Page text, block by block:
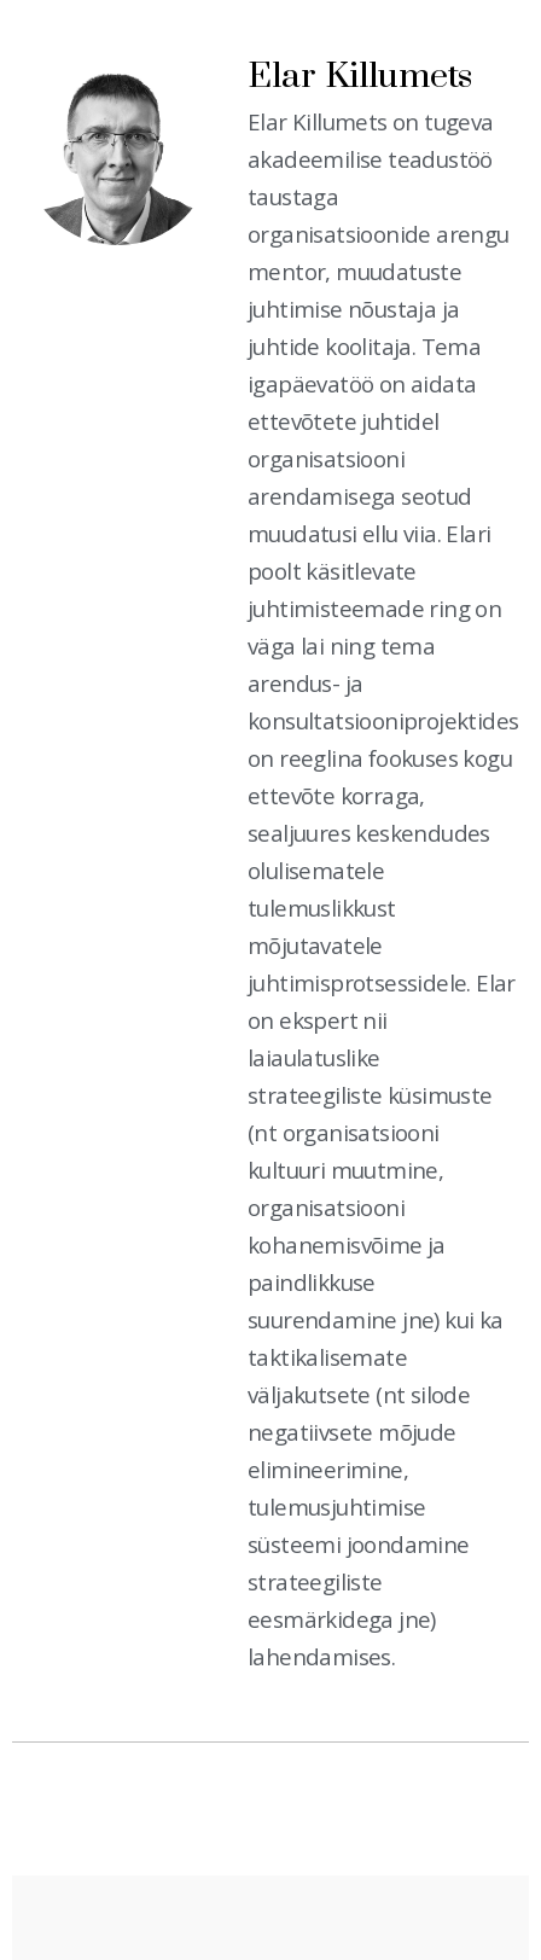
Elar Killumets
Elar Killumets on tugeva
akadeemilise teadustöö
taustaga
organisatsioonide arengu
mentor, muudatuste
juhtimise nõustaja ja
juhtide koolitaja. Tema
igapäevatöö on aidata
ettevõtete juhtidel
organisatsiooni
arendamisega seotud
muudatusi ellu viia. Elari
poolt käsitlevate
juhtimisteemade ring on
väga lai ning tema
arendus- ja
konsultatsiooniprojektides
on reeglina fookuses kogu
ettevõte korraga,
sealjuures keskendudes
olulisematele
tulemuslikkust
mõjutavatele
juhtimisprotsessidele. Elar
on ekspert nii
laiaulatuslike
strateegiliste küsimuste
(nt organisatsiooni
kultuuri muutmine,
organisatsiooni
kohanemisvõime ja
paindlikkuse
suurendamine jne) kui ka
taktikalisemate
väljakutsete (nt silode
negatiivsete mõjude
elimineerimine,
tulemusjuhtimise
süsteemi joondamine
strateegiliste
eesmärkidega jne)
lahendamises.